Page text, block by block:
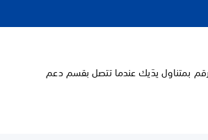
بمتناول يدَيك عندما تتصل بقسم دعم